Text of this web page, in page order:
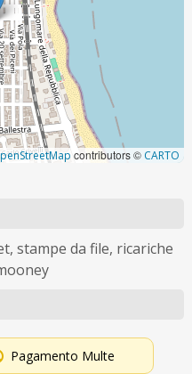
contributors © CARTO
stampe da file, ricariche
Pagamento Multe